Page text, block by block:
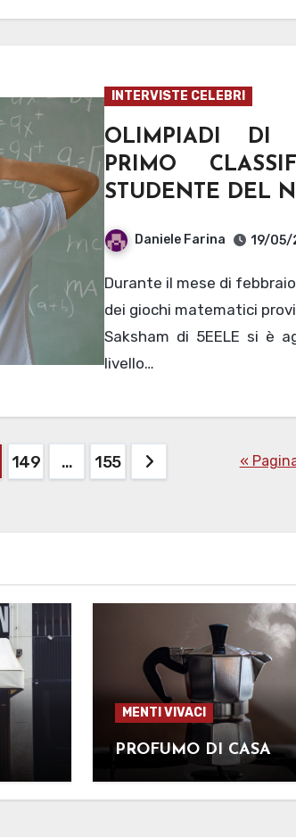
INTERVISTE CELEBRI
OLIMPIADI DI
PRIMO
STUDENTE DEL
Daniele Farina 19/05/
Durante il mese di febbraio si è tenuta la seconda fase
dei giochi matematici
Saksham di 5EELE si è
livello…
149 … 155 «
MENTI VIVACI
PROFUMO DI CASA